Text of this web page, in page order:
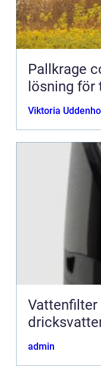
Pallkrage
lösning för
Viktoria
Vattenfilter
admin